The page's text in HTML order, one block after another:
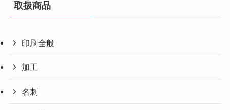
取扱商品
印刷全般
加工
名刺